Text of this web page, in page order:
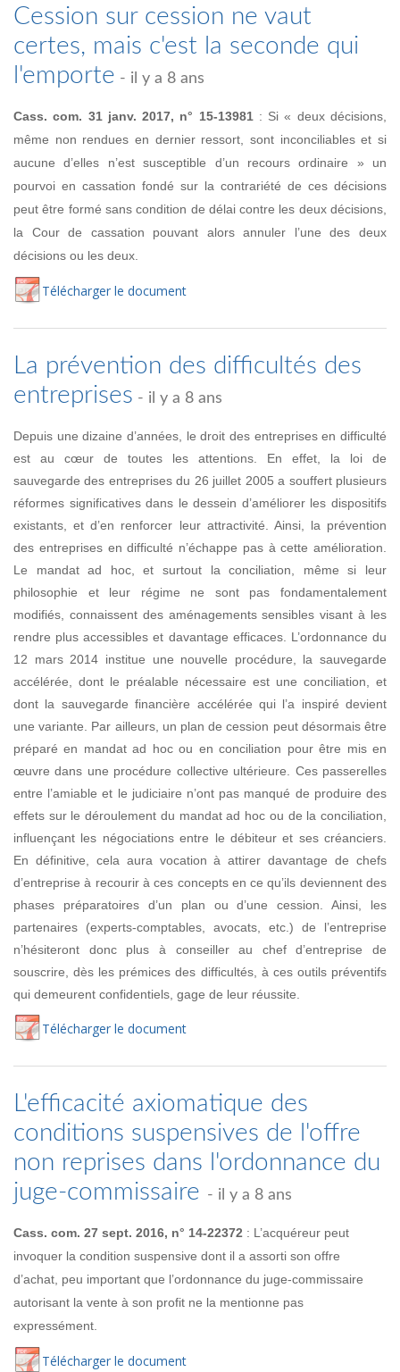
Cession sur cession ne vaut
certes, mais c'est la seconde qui
l'emporte - il y a 8 ans
Cass. com. 31 janv. 2017, n° 15-13981: Si « deux décisions,
même non rendues en dernier ressort, sont inconciliables et si
aucune d’elles n’est susceptible d’un recours ordinaire » un
pourvoi en cassation fondé sur la contrariété de ces décisions
peut être formé sans condition de délai contre les deux décisions,
la Cour de cassation pouvant alors annuler l’une des deux
décisions ou les deux.
Télécharger le document
La prévention des difficultés des
entreprises - il y a 8 ans
Depuis une dizaine d’années, le droit des entreprises en difficulté
est au cœur de toutes les attentions. En effet, la loi de
sauvegarde des entreprises du 26 juillet 2005 a souffert plusieurs
réformes significatives dans le dessein d’améliorer les dispositifs
existants, et d’en renforcer leur attractivité. Ainsi, la prévention
des entreprises en difficulté n’échappe pas à cette amélioration.
Le mandat ad hoc, et surtout la conciliation, même si leur
philosophie et leur régime ne sont pas fondamentalement
modifiés, connaissent des aménagements sensiblesvisant à les
rendre plus accessibles et davantage efficaces. L’ordonnance du
12 mars 2014 institue une nouvelle procédure, la sauvegarde
accélérée, dont le préalable nécessaire est une conciliation, et
dont la sauvegarde financière accélérée qui l’a inspiré devient
une variante. Par ailleurs, un plan de cession peut désormais être
préparé en mandat ad hoc ou en conciliation pour être mis en
œuvre dans une procédure collective ultérieure. Ces passerelles
entre l’amiable et le judiciaire n’ont pas manqué de produire des
effets sur le déroulement du mandat ad hoc ou de la conciliation,
influençant les négociations entre le débiteur et ses créanciers.
En définitive, cela aura vocation à attirer davantage de chefs
d’entreprise à recourir à ces concepts en ce qu’ils deviennent des
phases préparatoires d’un plan ou d’une cession. Ainsi, les
partenaires (experts-comptables, avocats, etc.) de l’entreprise
n’hésiteront donc plus à conseiller au chef d’entreprise de
souscrire, dès les prémices des difficultés, à ces outils préventifs
qui demeurent confidentiels, gage de leur réussite.
Télécharger le document
L'efficacité axiomatique des
conditions suspensives de l'offre
non reprises dans l'ordonnance du
juge-commissaire - il y a 8 ans
Cass. com. 27 sept. 2016, n° 14-22372 : L’acquéreur peut
invoquer la condition suspensive dont il a assorti son offre
d’achat, peu important que l’ordonnance du juge-commissaire
autorisant la vente à son profit ne la mentionne pas
expressément.
Télécharger le document